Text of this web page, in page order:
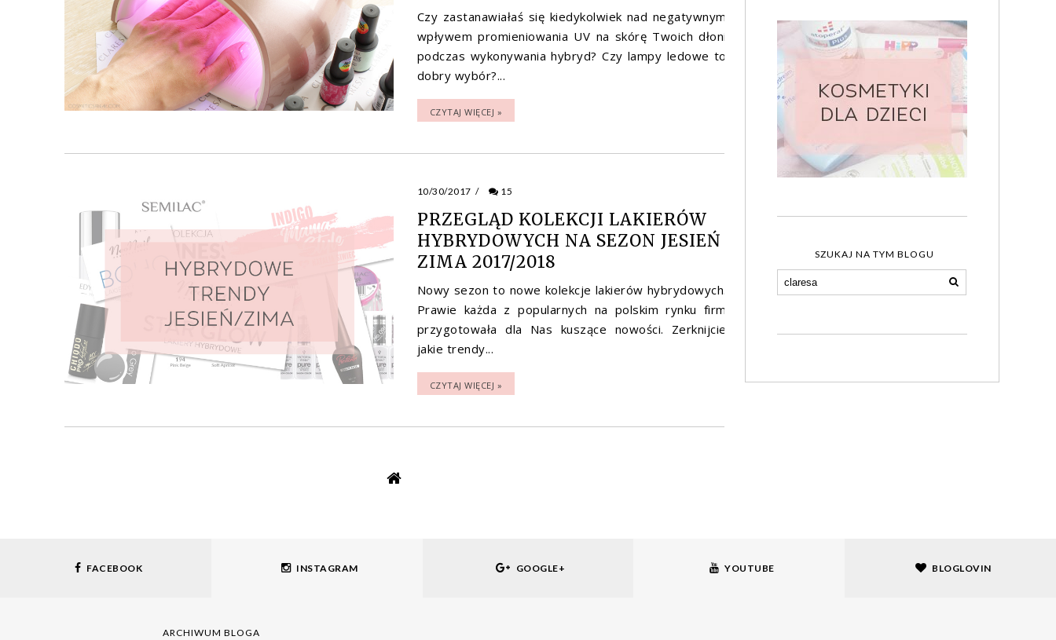
Czy zastanawiałaś się kiedykolwiek nad negatywnym
wpływem promieniowania UV na skórę Twoich dłoni
podczas wykonywania hybryd? Czy lampy ledowe to
dobry wybór?...
CZYTAJ WIĘCEJ »
10/30/2017 / 15
PRZEGLĄD KOLEKCJI LAKIERÓW
HYBRYDOWYCH NA SEZON JESIEŃ
ZIMA 2017/2018
Nowy sezon to nowe kolekcje lakierów hybrydowych.
Prawie każda z popularnych na polskim rynku firm
przygotowała dla Nas kuszące nowości. Zerknijcie
jakie trendy...
CZYTAJ WIĘCEJ »
SZUKAJ NA TYM BLOGU
FACEBOOK INSTAGRAM GOOGLE+ YOUTUBE BLOGLOVIN
ARCHIWUM BLOGA